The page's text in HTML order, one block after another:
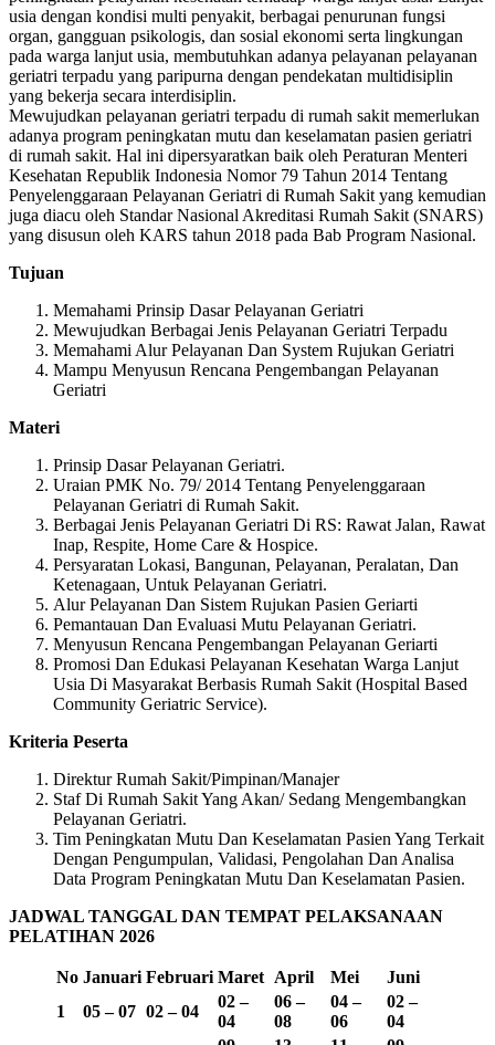
usia dengan kondisi multi penyakit, berbagai penurunan fungsi
organ, gangguan psikologis, dan sosial ekonomi serta lingkungan
pada warga lanjut usia, membutuhkan adanya pelayanan pelayanan
geriatri terpadu yang paripurna dengan pendekatan multidisiplin
yang bekerja secara interdisiplin.
Mewujudkan pelayanan geriatri terpadu di rumah sakit memerlukan
adanya program peningkatan mutu dan keselamatan pasien geriatri
di rumah sakit. Hal ini dipersyaratkan baik oleh Peraturan Menteri
Kesehatan Republik Indonesia Nomor 79 Tahun 2014 Tentang
Penyelenggaraan Pelayanan Geriatri di Rumah Sakit yang kemudian
juga diacu oleh Standar Nasional Akreditasi Rumah Sakit (SNARS)
yang disusun oleh KARS tahun 2018 pada Bab Program Nasional.
Tujuan
Memahami Prinsip Dasar Pelayanan Geriatri
Mewujudkan Berbagai Jenis Pelayanan Geriatri Terpadu
Memahami Alur Pelayanan Dan System Rujukan Geriatri
Mampu Menyusun Rencana Pengembangan Pelayanan
Geriatri
Materi
Prinsip Dasar Pelayanan Geriatri.
Uraian PMK No. 79/ 2014 Tentang Penyelenggaraan
Pelayanan Geriatri di Rumah Sakit.
Berbagai Jenis Pelayanan Geriatri Di RS: Rawat Jalan, Rawat
Inap, Respite, Home Care & Hospice.
Persyaratan Lokasi, Bangunan, Pelayanan, Peralatan, Dan
Ketenagaan, Untuk Pelayanan Geriatri.
Alur Pelayanan Dan Sistem Rujukan Pasien Geriarti
Pemantauan Dan Evaluasi Mutu Pelayanan Geriatri.
Menyusun Rencana Pengembangan Pelayanan Geriarti
Promosi Dan Edukasi Pelayanan Kesehatan Warga Lanjut
Usia Di Masyarakat Berbasis Rumah Sakit (Hospital Based
Community Geriatric Service).
Kriteria Peserta
Direktur Rumah Sakit/Pimpinan/Manajer
Staf Di Rumah Sakit Yang Akan/ Sedang Mengembangkan
Pelayanan Geriatri.
Tim Peningkatan Mutu Dan Keselamatan Pasien Yang Terkait
Dengan Pengumpulan, Validasi, Pengolahan Dan Analisa
Data Program Peningkatan Mutu Dan Keselamatan Pasien.
JADWAL TANGGAL DAN TEMPAT PELAKSANAAN
PELATIHAN 2026
No Januari Februari Maret April Mei
Juni
1
05 – 07 02 – 04
02 –
04
06 –
08
04 –
06
02 –
04